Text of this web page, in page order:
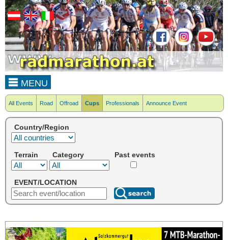
MENU
All Events Road Offroad Cups Professionals Announce Event
Country/Region
Terrain Category Past events
EVENT/LOCATION